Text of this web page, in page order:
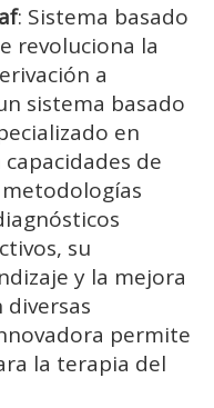
: Sistema basado
revoluciona la
a
sistema basado
en
de
su
y la mejora
permite
la terapia del